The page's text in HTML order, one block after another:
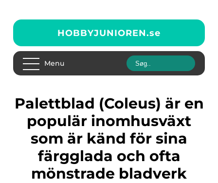
HOBBYJUNIOREN.se
Menu
Palettblad (Coleus) är en
populär inomhusväxt
som är känd för sina
färgglada och ofta
mönstrade bladverk